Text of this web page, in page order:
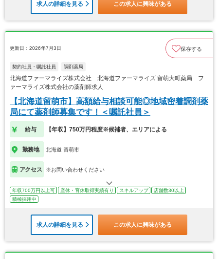
求人の詳細を見る この求人に興味がある
更新日：2026年7月3日 保存する
契約社員・嘱託社員 調剤薬局
北海道ファーマライズ株式会社 北海道ファーマライズ 留萌大町薬局 フ
ァーマライズ株式会社の薬剤師求人
【北海道留萌市】高額給与相談可能◎地域密着調剤薬
局にて薬剤師募集です！＜嘱託社員＞
給与 【年収】750万円程度※候補者、エリアによる
勤務地 北海道 留萌市
アクセス ※お問い合わせください
年収700万円以上可 産休・育休取得実績有り スキルアップ
店舗数30以上
積極採用中
求人の詳細を見る この求人に興味がある